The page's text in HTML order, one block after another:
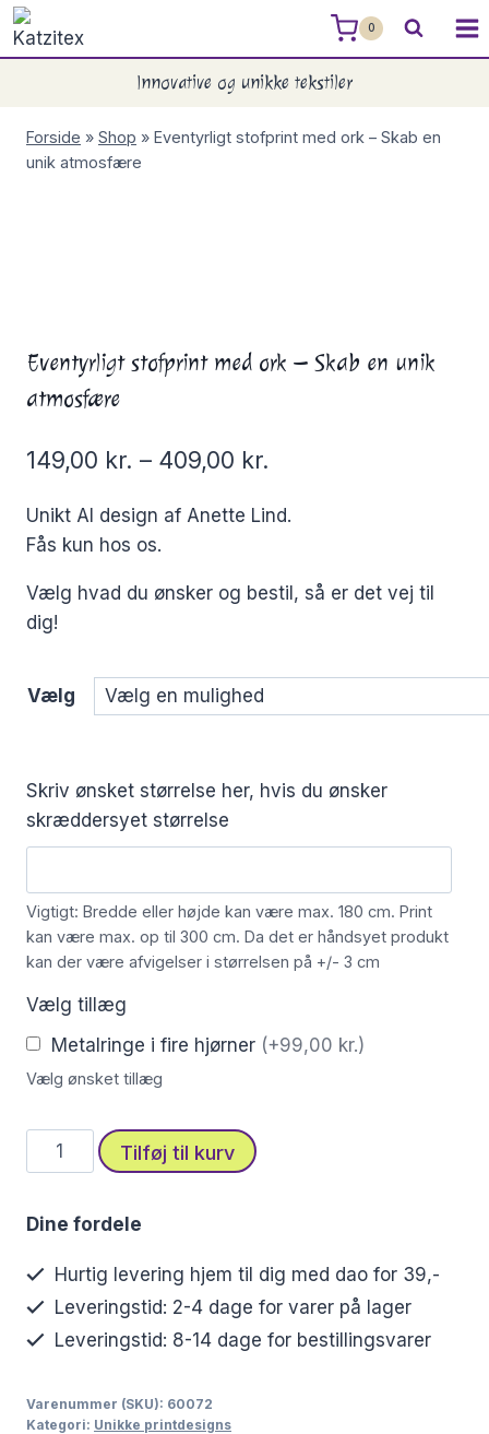
Skip
to
0
Innovative og unikke tekstiler
Forside » Shop » Eventyrligt stofprint med ork – Skab en
unik atmosfære
Eventyrligt stofprint med ork – Skab en unik
atmosfære
149,00 kr. – 409,00 kr.
Unikt AI design af Anette Lind.
Fås kun hos os.
Vælg hvad du ønsker og bestil, så er det vej til
dig!
Vælg
Skriv ønsket størrelse her, hvis du ønsker
skræddersyet størrelse
Vigtigt: Bredde eller højde kan være max. 180 cm. Print
kan være max. op til 300 cm. Da det er håndsyet produkt
kan der være afvigelser i størrelsen på +/- 3 cm
Vælg tillæg
Metalringe i fire hjørner (+99,00 kr.)
Vælg ønsket tillæg
Eventyrligt
stofprint
ork
en
unik
antal
Tilføj til kurv
Dine fordele
Hurtig levering hjem til dig med dao for 39,-
Leveringstid: 2-4 dage for varer på lager
Leveringstid: 8-14 dage for bestillingsvarer
Varenummer (SKU): 60072
Kategori: Unikke printdesigns